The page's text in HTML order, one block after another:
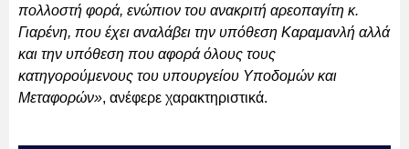
πολλοστή φορά, ενώπιον του ανακριτή αρεοπαγίτη κ.
Γιαρένη, που έχει αναλάβει την υπόθεση Καραμανλή αλλά
και την υπόθεση που αφορά όλους τους
κατηγορούμενους του υπουργείου Υποδομών και
Μεταφορών», ανέφερε χαρακτηριστικά.